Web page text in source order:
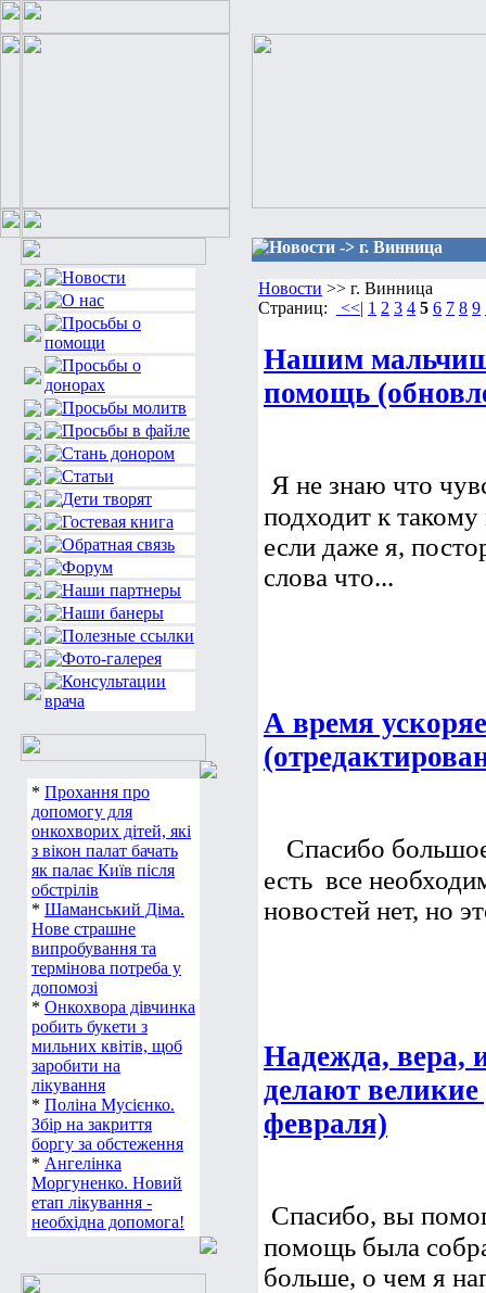
* Прохання про
допомогу для
онкохворих дітей, які
з вікон палат бачать
як палає Київ після
обстрілів
* Шаманський Діма.
Нове страшне
випробування та
термінова потреба у
допомозі
* Онкохвора дівчинка
робить букети з
мильних квітів, щоб
заробити на
лікування
* Поліна Мусієнко.
Збір на закриття
боргу за обстеження
* Ангелінка
Моргуненко. Новий
етап лікування -
необхідна допомога!
Новости -> г. Винница
Новости >> г. Винница
Страниц:
<<| 1 2 3 4 5 6 7 8 9
Нашим
помощь
Я не знаю что
подходит к
если даже я,
слова что...
А время
Спасибо
есть  все
новостей нет, но
Надежда, вера,
делают великие
февраля)
Спасибо, вы
помощь была
больше, о чем я